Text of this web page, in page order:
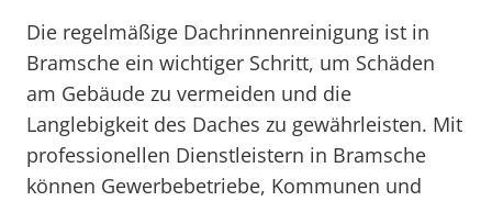
Die regelmäßige Dachrinnenreinigung ist in
Bramsche ein wichtiger Schritt, um Schäden
am Gebäude zu vermeiden und die
Langlebigkeit des Daches zu gewährleisten. Mit
professionellen Dienstleistern in Bramsche
können Gewerbebetriebe, Kommunen und